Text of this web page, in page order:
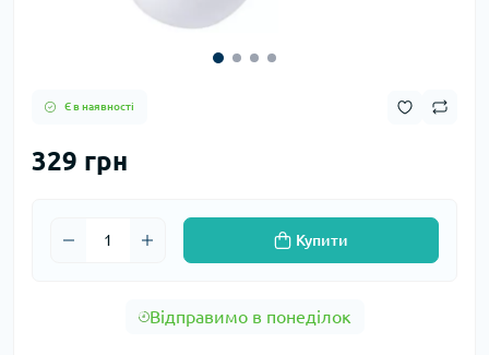
Є в наявності
329 грн
Купити
Відправимо в понеділок